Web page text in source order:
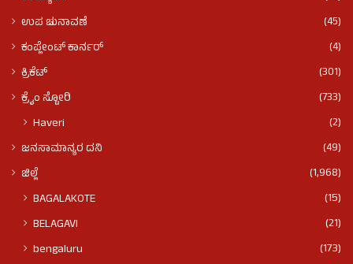
ಉಪ ಚುನಾವಣೆ
(45)
ಕಂಪ್ಲೇಂಟ್ ಕಾರ್ನರ್
(4)
ಕ್ರಿಕೆಟ್
(301)
ಕ್ರೈಂ ಸ್ಟೋರಿ
(733)
Haveri (2)
ಜನಸಾಮಾನ್ಯರ ದನಿ
(49)
ಜಿಲ್ಲೆ
(1,968)
BAGALAKOTE
(15)
BELAGAVI
(21)
bengaluru
(173)